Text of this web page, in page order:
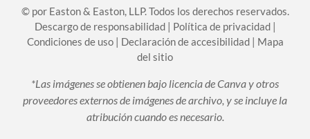
© por Easton & Easton, LLP. Todos los derechos reservados.
Descargo de responsabilidad| Política de privacidad|
Condiciones de uso| Declaración de accesibilidad| Mapa
del sitio
*Las imágenes se obtienen bajo licencia de Canva y otros
proveedores externos de imágenes de archivo, y se incluye la
atribución cuando es necesario.